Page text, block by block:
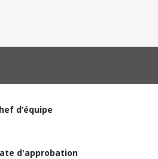
d’équipe
d'approbation